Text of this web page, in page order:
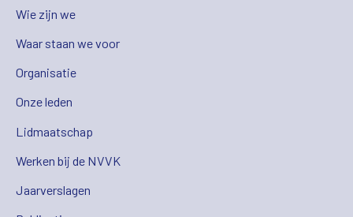
Wie zijn we
Waar staan we voor
Organisatie
Onze leden
Lidmaatschap
Werken bij de NVVK
Jaarverslagen